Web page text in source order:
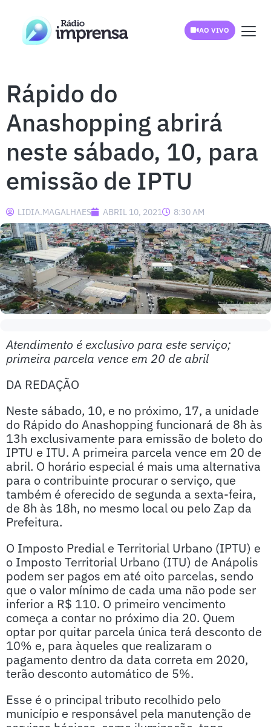
AO VIVO
Rápido do
Anashopping abrirá
neste sábado, 10, para
emissão de IPTU
LIDIA.MAGALHAES ABRIL 10, 2021 8:30 AM
Atendimento é exclusivo para este serviço;
primeira parcela vence em 20 de abril
DA REDAÇÃO
Neste sábado, 10, e no próximo, 17, a unidade
do Rápido do Anashopping funcionará de 8h às
13h exclusivamente para emissão de boleto do
IPTU e ITU. A primeira parcela vence em 20 de
abril. O horário especial é mais uma alternativa
para o contribuinte procurar o serviço, que
também é oferecido de segunda a sexta-feira,
de 8h às 18h, no mesmo local ou pelo Zap da
Prefeitura.
O Imposto Predial e Territorial Urbano (IPTU) e
o Imposto Territorial Urbano (ITU) de Anápolis
podem ser pagos em até oito parcelas, sendo
que o valor mínimo de cada uma não pode ser
inferior a R$ 110. O primeiro vencimento
começa a contar no próximo dia 20. Quem
optar por quitar parcela única terá desconto de
10% e, para àqueles que realizaram o
pagamento dentro da data correta em 2020,
terão desconto automático de 5%.
Esse é o principal tributo recolhido pelo
município e responsável pela manutenção de